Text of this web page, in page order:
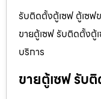
รับติดตั้งตู้เซฟ ตู้เซฟ
ขายตู้เซฟ รับติดตั้ง
บริการ
ขายตู้เซฟ รับ